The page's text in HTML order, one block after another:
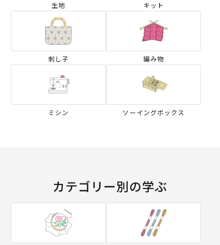
生地 キット
刺し子 編み物
ミシン ソーイングボックス
カテゴリー別の学ぶ